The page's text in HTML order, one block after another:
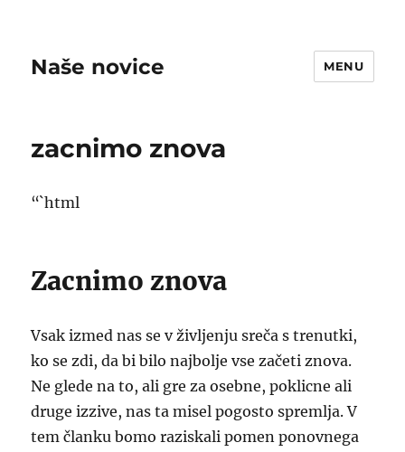
Naše novice MENU
zacnimo znova
“`html
Zacnimo znova
Vsak izmed nas se v življenju sreča s trenutki,
ko se zdi, da bi bilo najbolje vse začeti znova.
Ne glede na to, ali gre za osebne, poklicne ali
druge izzive, nas ta misel pogosto spremlja. V
tem članku bomo raziskali pomen ponovnega